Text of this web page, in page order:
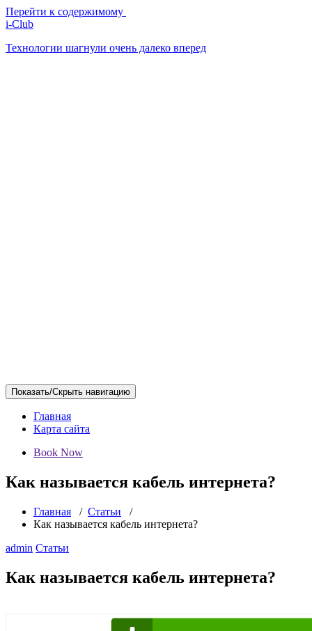
Перейти к содержимому
i-Club
Технологии шагнули очень далеко вперед
Показать/Скрыть навигацию
Главная
Карта сайта
Book Now
Как называется кабель интернета?
Главная / Статьи /
Как называется кабель интернета?
admin Статьи
Как называется кабель интернета?